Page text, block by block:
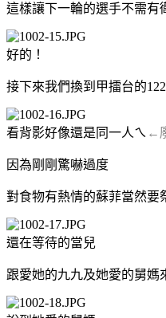
這樣讓下一輪的選手不需有
好的！
接下來我們換到甲擂台的
看背影好像還是同一人ㄟ ←
因為剛剛驚嚇過度
對食物有熱情的蘇菲當然要
還在等待的當兒
跟愛她的九九及她愛的舅媽